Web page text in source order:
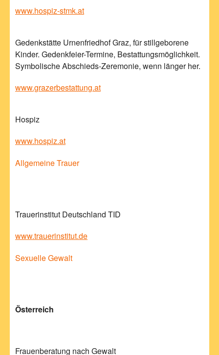
www.hospiz-stmk.at
Gedenkstätte Urnenfriedhof Graz, für stillgeborene
Kinder. Gedenkfeier-Termine, Bestattungsmöglichkeit.
Symbolische Abschieds-Zeremonie, wenn länger her.
www.grazerbestattung.at
Hospiz
www.hospiz.at
Allgemeine Trauer
Trauerinstitut Deutschland TID
www.trauerinstitut.de
Sexuelle Gewalt
Österreich
Frauenberatung nach Gewalt